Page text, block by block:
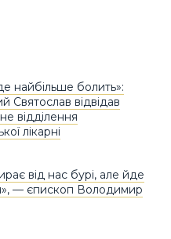
найбільше болить»:
Святослав відвідав
відділення
лікарні
від нас бурі, але йде
— єпископ Володимир